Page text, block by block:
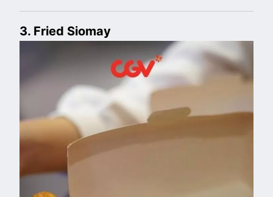
3. Fried Siomay